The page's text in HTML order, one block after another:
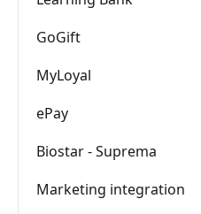
GoGift
MyLoyal
ePay
Biostar - Suprema
Marketing integration